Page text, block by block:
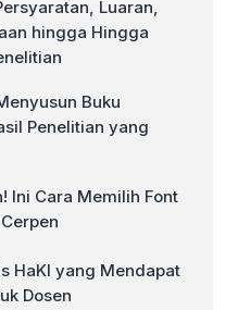
Luaran,
hingga Hingga
Buku
Penelitian yang
Ini Cara Memilih Font
HaKI yang Mendapat
Dosen